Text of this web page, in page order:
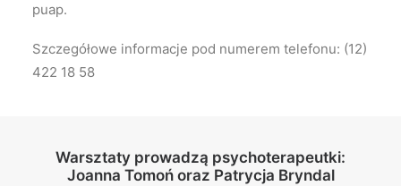
puap.
Szczegółowe informacje pod numerem telefonu: (12)
422 18 58
Warsztaty prowadzą psychoterapeutki:
Joanna Tomoń oraz Patrycja Bryndal